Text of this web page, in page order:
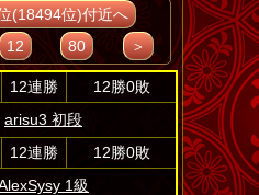
(18494位)付近へ
12 80 ＞
12連勝
12勝0敗
arisu3 初段
12連勝
12勝0敗
1級